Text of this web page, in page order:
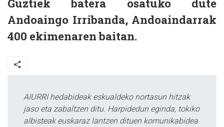
Guztiek batera osatuko dute
Andoaingo Irribanda, Andoaindarrak
400 ekimenaren baitan.
AIURRI hedabideak eskualdeko nortasun hitzak
jaso eta zabaltzen ditu. Harpidedun eginda, tokiko
albisteak euskaraz lantzen dituen komunikabidea